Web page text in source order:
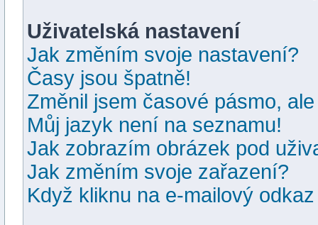
Uživatelská nastavení
Jak změním svoje nastavení?
Časy jsou špatně!
Změnil jsem časové pásmo,
Můj jazyk není na seznamu!
Jak zobrazím obrázek pod
Jak změním svoje zařazení?
Když kliknu na e-mailový